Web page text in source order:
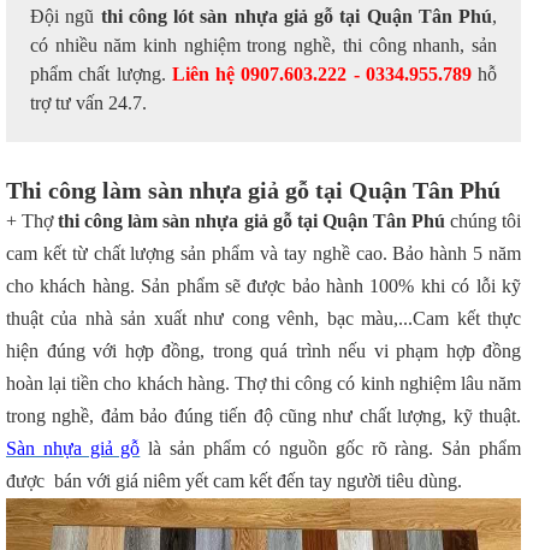
Đội ngũ thi công lót sàn nhựa giả gỗ tại Quận Tân Phú,
có nhiều năm kinh nghiệm trong nghề, thi công nhanh, sản
phẩm chất lượng. Liên hệ 0907.603.222 - 0334.955.789hỗ
trợ tư vấn 24.7.
Thi công làm sàn nhựa giả gỗ tại Quận Tân Phú
+ Thợthi công làm sàn nhựa giả gỗ tại Quận Tân Phú chúng tôi
cam kết từ chất lượng sản phẩm và tay nghề cao. Bảo hành 5 năm
cho khách hàng. Sản phẩm sẽ được bảo hành 100% khi có lỗi kỹ
thuật của nhà sản xuất như cong vênh, bạc màu,...Cam kết thực
hiện đúng với hợp đồng, trong quá trình nếu vi phạm hợp đồng
hoàn lại tiền cho khách hàng. Thợ thi công có kinh nghiệm lâu năm
trong nghề, đảm bảo đúng tiến độ cũng như chất lượng, kỹ thuật.
Sàn nhựa giả gỗ là sản phẩm có nguồn gốc rõ ràng. Sản phẩm
được bán với giá niêm yết cam kết đến tay người tiêu dùng.